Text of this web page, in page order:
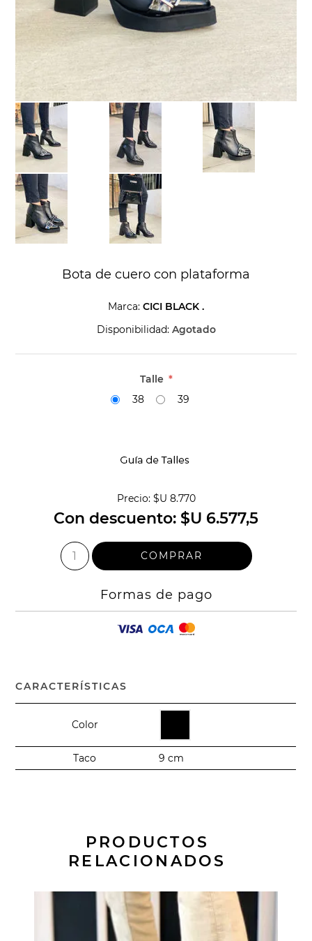
Bota de cuero con plataforma
Marca: CICI BLACK .
Disponibilidad: Agotado
Talle *
38
39
Precio: $U 8.770
Con descuento: $U 6.577,5
Formas de pago
CARACTERÍSTICAS
Color
Taco 9 cm
PRODUCTOS
RELACIONADOS